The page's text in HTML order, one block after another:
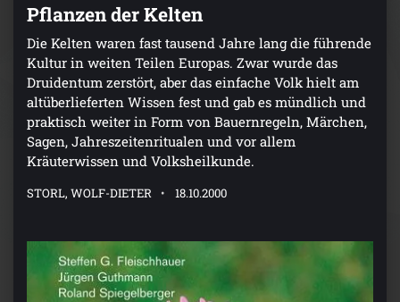
Pflanzen der Kelten
Die Kelten waren fast tausend Jahre lang die führende
Kultur in weiten Teilen Europas. Zwar wurde das
Druidentum zerstört, aber das einfache Volk hielt am
altüberlieferten Wissen fest und gab es mündlich und
praktisch weiter in Form von Bauernregeln, Märchen,
Sagen, Jahreszeitenritualen und vor allem
Kräuterwissen und Volksheilkunde.
STORL, WOLF-DIETER 18.10.2000